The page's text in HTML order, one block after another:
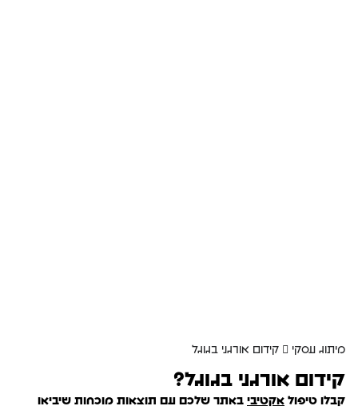
מיתוג עסקי קידום אורגני בגוגל
קידום אורגני בגוגל?
קבלו טיפול אקטיבי באתר שלכם עם תוצאות מוכחות שיביאו